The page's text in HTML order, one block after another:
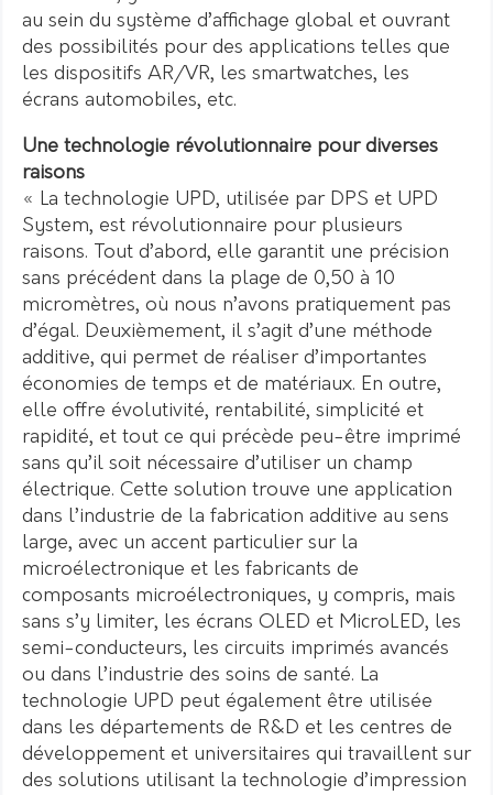
au sein du système d’affichage global et ouvrant
des possibilités pour des applications telles que
les dispositifs AR/VR, les smartwatches, les
écrans automobiles, etc.
Une technologie révolutionnaire pour diverses
raisons
« La technologie UPD, utilisée par DPS et UPD
System, est révolutionnaire pour plusieurs
raisons. Tout d’abord, elle garantit une précision
sans précédent dans la plage de 0,50 à 10
micromètres, où nous n’avons pratiquement pas
d’égal. Deuxièmement, il s’agit d’une méthode
additive, qui permet de réaliser d’importantes
économies de temps et de matériaux. En outre,
elle offre évolutivité, rentabilité, simplicité et
rapidité, et tout ce qui précède peu-être imprimé
sans qu’il soit nécessaire d’utiliser un champ
électrique. Cette solution trouve une application
dans l’industrie de la fabrication additive au sens
large, avec un accent particulier sur la
microélectronique et les fabricants de
composants microélectroniques, y compris, mais
sans s’y limiter, les écrans OLED et MicroLED, les
semi-conducteurs, les circuits imprimés avancés
ou dans l’industrie des soins de santé. La
technologie UPD peut également être utilisée
dans les départements de R&D et les centres de
développement et universitaires qui travaillent sur
des solutions utilisant la technologie d’impression